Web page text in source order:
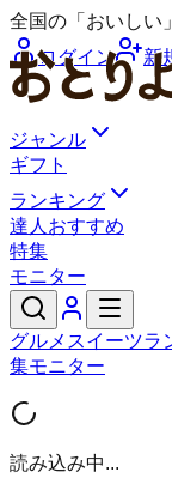
全国の「おいしい
ログイン
新
ジャンル
ギフト
ランキング
達人おすすめ
特集
モニター
グルメ スイーツラ
集モニター
読み込み中...